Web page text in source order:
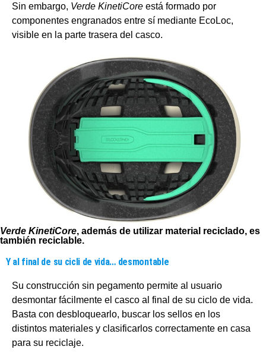
Sin embargo, Verde KinetiCore está formado por
componentes engranados entre sí mediante EcoLoc,
visible en la parte trasera del casco.
Verde KinetiCore, además de utilizar material reciclado, es
también reciclable.
Y al final de su cicli de vida… desmontable
Su construcción sin pegamento permite al usuario
desmontar fácilmente el casco al final de su ciclo de vida.
Basta con desbloquearlo, buscar los sellos en los
distintos materiales y clasificarlos correctamente en casa
para su reciclaje.